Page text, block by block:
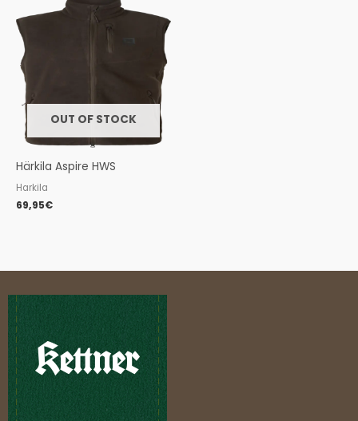
OUT OF STOCK
Härkila Aspire HWS
Harkila
69,95€